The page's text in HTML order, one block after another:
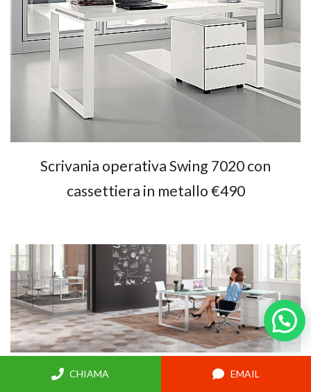
CHIAMA EMAIL
Scrivania operativa Swing 7020 con
cassettiera in metallo €490
Isola Swing 7020 in cristallo con cassettiera